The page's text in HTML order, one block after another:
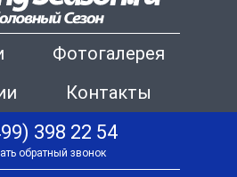
Фотогалерея
Контакты
398 22 54
обратный звонок